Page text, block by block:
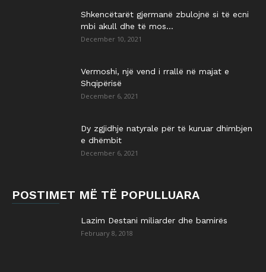
Shkencëtarët gjermanë zbulojnë si të ecni
mbi akull dhe të mos...
December 10, 2021
Vermoshi, një vend i rrallë në majat e
Shqipërisë
December 6, 2021
Dy zgjidhje natyrale për të kuruar dhimbjen
e dhëmbit
December 6, 2021
POSTIMET MË TË POPULLUARA
Lazim Destani miliarder dhe bamirës
February 8, 2018